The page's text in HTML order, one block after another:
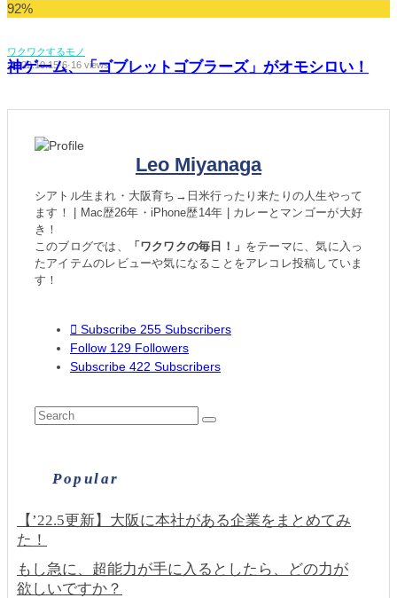
92%
ワクワクするモノ
·2022.10.15·6·16 views
神ゲーム、「ゴブレットゴブラーズ」がオモシロい！
Leo Miyanaga
シアトル生まれ・大阪育ち→日米行ったり来たりの人生やって
ます！ | Mac歴26年・iPhone歴14年 | カレーとマンゴーが大好
き！
このブログでは、
「ワクワクの毎日！」 をテーマに、気に入っ
たアイテムのレビューや気になることをアレコレ投稿していま
す！
Subscribe 255 Subscribers
Follow 129 Followers
Subscribe 422 Subscribers
Popular
【’22.5更新】大阪に本社がある企業をまとめてみ
た！
もし急に、超能力が手に入るとしたら、どの力が
欲しいですか？